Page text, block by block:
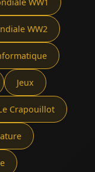
WW2
Jeux
Crapouillot